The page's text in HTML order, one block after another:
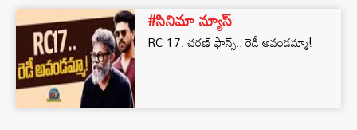
#సినిమా న్యూస్
RC 17: చరణ్ ఫాన్స్.. రెడీ అవండమ్మా!